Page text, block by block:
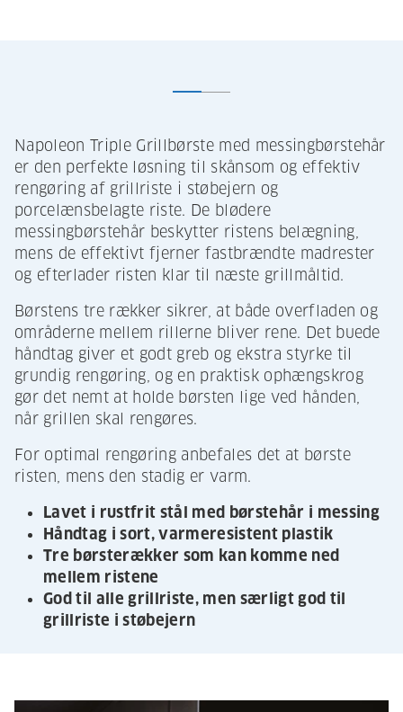
Napoleon Triple Grillbørste med messingbørstehår
er den perfekte løsning til skånsom og effektiv
rengøring af grillriste i støbejern og
porcelænsbelagte riste. De blødere
messingbørstehår beskytter ristens belægning,
mens de effektivt fjerner fastbrændte madrester
og efterlader risten klar til næste grillmåltid.
Børstens tre rækker sikrer, at både overfladen og
områderne mellem rillerne bliver rene. Det buede
håndtag giver et godt greb og ekstra styrke til
grundig rengøring, og en praktisk ophængskrog
gør det nemt at holde børsten lige ved hånden,
når grillen skal rengøres.
For optimal rengøring anbefales det at børste
risten, mens den stadig er varm.
Lavet i rustfrit stål med børstehår i messing
Håndtag i sort, varmeresistent plastik
Tre børsterækker som kan komme ned
mellem ristene
God til alle grillriste, men særligt god til
grillriste i støbejern